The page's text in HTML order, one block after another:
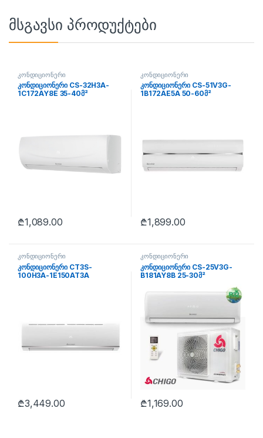
მსგავსი პროდუქტები
კონდიციონერი
კონდიციონერი CS-32H3A-
1C172AY8E 35-40მ²
₾1,089.00
კონდიციონერი
კონდიციონერი CS-51V3G-
1B172AE5A 50-60მ²
₾1,899.00
კონდიციონერი
კონდიციონერი CT3S-
100H3A-1E150AT3A
₾3,449.00
კონდიციონერი
კონდიციონერი CS-25V3G-
B181AY8B 25-30მ²
₾1,169.00